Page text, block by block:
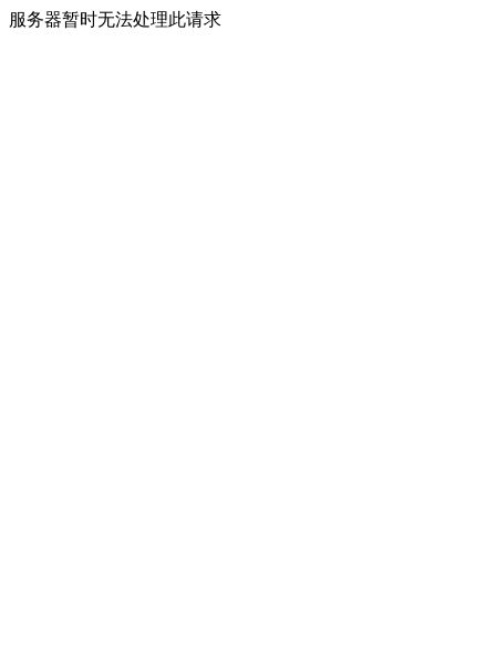
服务器暂时无法处理此请求